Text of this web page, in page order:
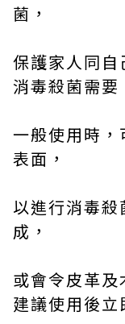
菌，
保護家人同
消毒殺菌需要
一般使用時
表面，
以進行消毒
成，
或會令皮革及
建議使用後立